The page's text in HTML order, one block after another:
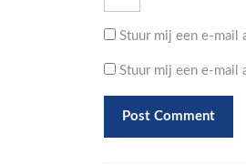
Stuur mij een e-mail
Stuur mij een e-mail